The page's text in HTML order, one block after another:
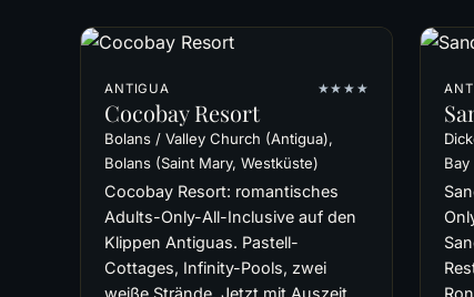
ANTIGUA ★★★★
Cocobay Resort
Bolans / Valley Church (Antigua),
Bolans (Saint Mary, Westküste)
Cocobay Resort: romantisches
Adults-Only-All-Inclusive auf den
Klippen Antiguas. Pastell-
Cottages, Infinity-Pools, zwei
weiße Strände. Jetzt mit Auszeit